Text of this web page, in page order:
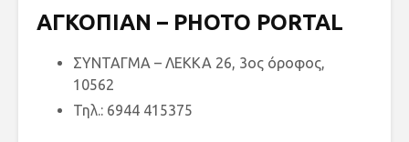
ΑΓΚΟΠΙΑΝ – PHOTO PORTAL
ΣΥΝΤΑΓΜΑ – ΛΕΚΚΑ 26, 3ος όροφος,
10562
Τηλ.: 6944 415375